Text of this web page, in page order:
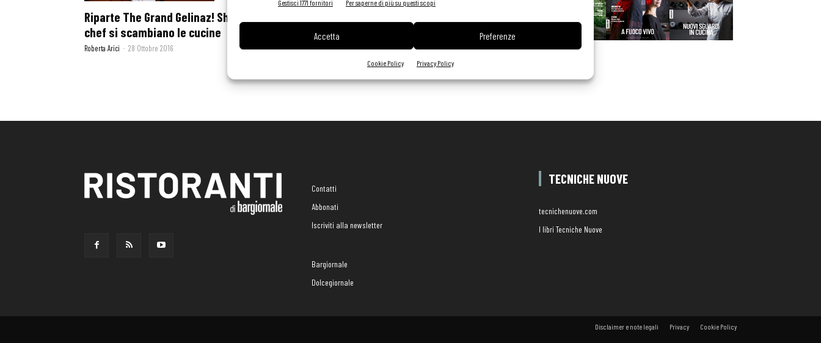
Gestisci 1771 fornitori Per saperne di più su questi scopi
Accetta Preferenze
Cookie Policy Privacy Policy
Riparte The Grand Gelinaz! Shuffle: gli
chef si scambiano le cucine
Roberta Arici - 28 Ottobre 2016
Contatti
Abbonati
Iscriviti alla newsletter
Bargiornale
Dolcegiornale
TECNICHE NUOVE
tecnichenuove.com
I libri Tecniche Nuove
Disclaimer e note legali Privacy Cookie Policy